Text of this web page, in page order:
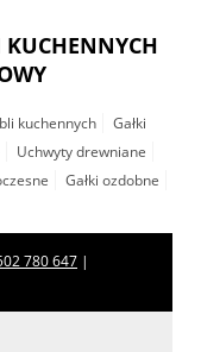
kuchennych
Gałki
Uchwyty drewniane
Gałki ozdobne
780 647 |